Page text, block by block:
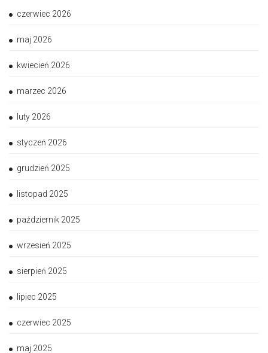
czerwiec 2026
maj 2026
kwiecień 2026
marzec 2026
luty 2026
styczeń 2026
grudzień 2025
listopad 2025
październik 2025
wrzesień 2025
sierpień 2025
lipiec 2025
czerwiec 2025
maj 2025